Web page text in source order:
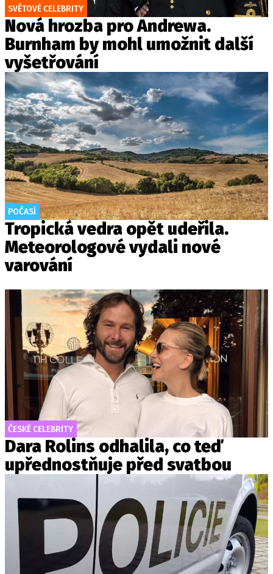
SVĚTOVÉ CELEBRITY
Nová hrozba pro Andrewa.
Burnham by mohl umožnit další
vyšetřování
POČASÍ
Tropická vedra opět udeřila.
Meteorologové vydali nové
varování
ČESKÉ CELEBRITY
Dara Rolins odhalila, co teď
upřednostňuje před svatbou